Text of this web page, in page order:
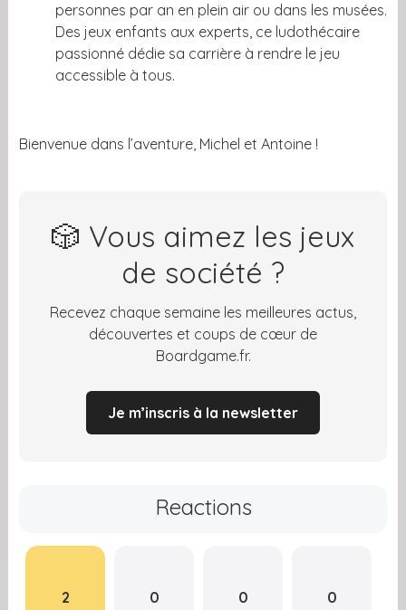
personnes par an en plein air ou dans les musées.
Des jeux enfants aux experts, ce ludothécaire
passionné dédie sa carrière à rendre le jeu
accessible à tous.
Bienvenue dans l’aventure, Michel et Antoine !
🎲 Vous aimez les jeux
de société ?
Recevez chaque semaine les meilleures actus,
découvertes et coups de cœur de
Boardgame.fr.
Je m’inscris à la newsletter
Reactions
2 0 0 0